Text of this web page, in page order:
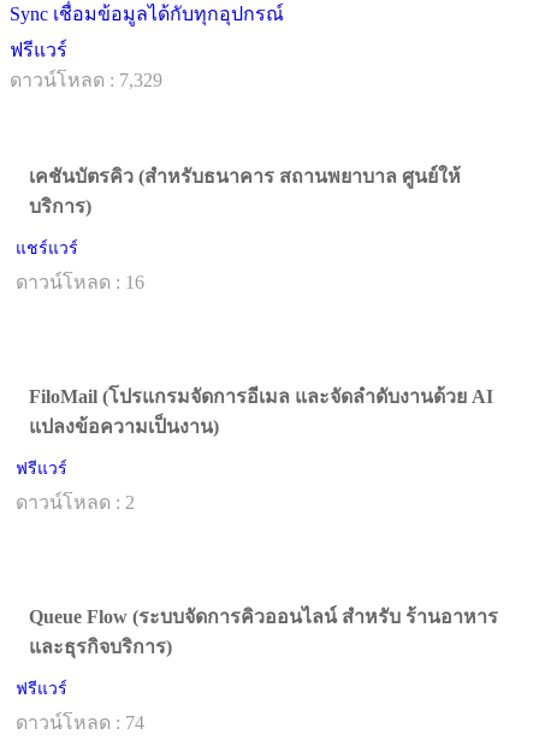
Sync เชื่อมข้อมูลได้กับทุกอุปกรณ์
ฟรีแวร์
ดาวน์โหลด : 7,329
เคชันบัตรคิว (สำหรับธนาคาร สถานพยาบาล ศูนย์ให้
บริการ)
แชร์แวร์
ดาวน์โหลด : 16
FiloMail (โปรแกรมจัดการอีเมล และจัดลำดับงานด้วย AI
แปลงข้อความเป็นงาน)
ฟรีแวร์
ดาวน์โหลด : 2
Queue Flow (ระบบจัดการคิวออนไลน์ สำหรับ ร้านอาหาร
และธุรกิจบริการ)
ฟรีแวร์
ดาวน์โหลด : 74